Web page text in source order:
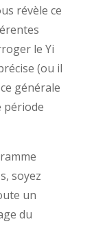
révèle ce
le Yi
(ou il
générale
période
soyez
un
du